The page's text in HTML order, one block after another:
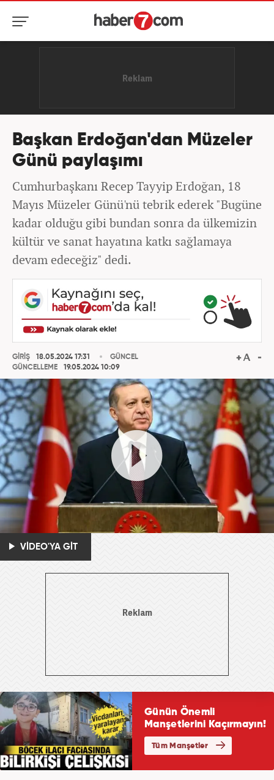
Başkan Erdoğan'dan Müzeler
Günü paylaşımı
Cumhurbaşkanı Recep Tayyip Erdoğan, 18
Mayıs Müzeler Günü'nü tebrik ederek "Bugüne
kadar olduğu gibi bundan sonra da ülkemizin
kültür ve sanat hayatına katkı sağlamaya
devam edeceğiz" dedi.
GİRİŞ
18.05.2024 17:31
GÜNCELLEME
19.05.2024 10:09
GÜNCEL
VİDEO'YA GİT